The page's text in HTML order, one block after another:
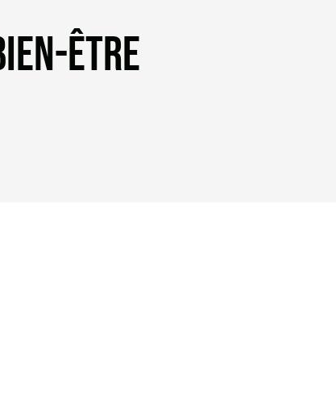
ÊTRE